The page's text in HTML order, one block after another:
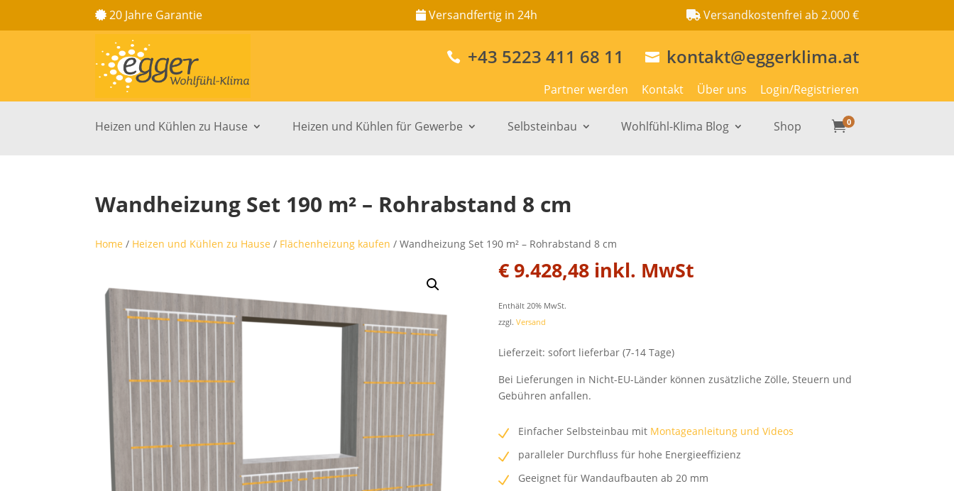
20 Jahre Garantie Versandfertig in 24h Versandkostenfrei ab 2.000 €
 +43 5223 411 68 11  kontakt@eggerklima.at
Partner werden Kontakt Über uns Login/Registrieren
Heizen und Kühlen zu Hause Heizen und Kühlen für Gewerbe Selbsteinbau Wohlfühl-Klima Blog Shop 0
Wandheizung Set 190 m² – Rohrabstand 8 cm
Home / Heizen und Kühlen zu Hause / Flächenheizung kaufen / Wandheizung Set 190 m² – Rohrabstand 8 cm
€9.428,48 inkl. MwSt
Enthält 20% MwSt.
zzgl. Versand
Lieferzeit: sofort lieferbar (7-14 Tage)
Bei Lieferungen in Nicht-EU-Länder können zusätzliche Zölle, Steuern und
Gebühren anfallen.
Einfacher Selbsteinbau mit Montageanleitung und Videos
paralleler Durchfluss für hohe Energieeffizienz
Geeignet für Wandaufbauten ab 20 mm